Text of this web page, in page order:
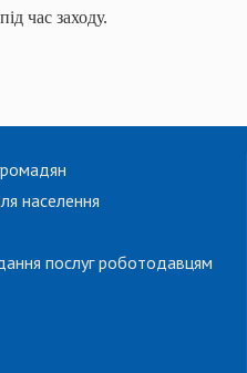
час заходу.
населення
послуг роботодавцям